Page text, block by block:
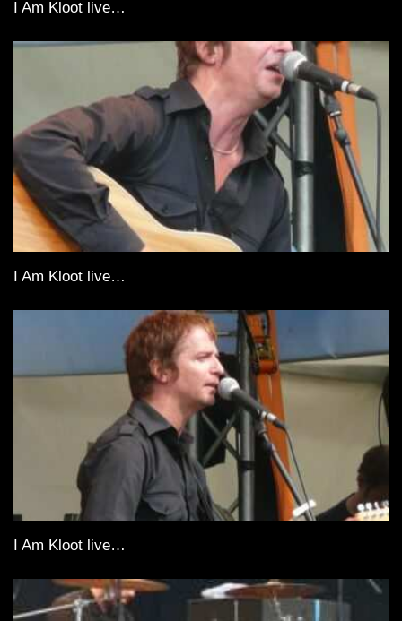
I Am Kloot live…
I Am Kloot live…
I Am Kloot live…